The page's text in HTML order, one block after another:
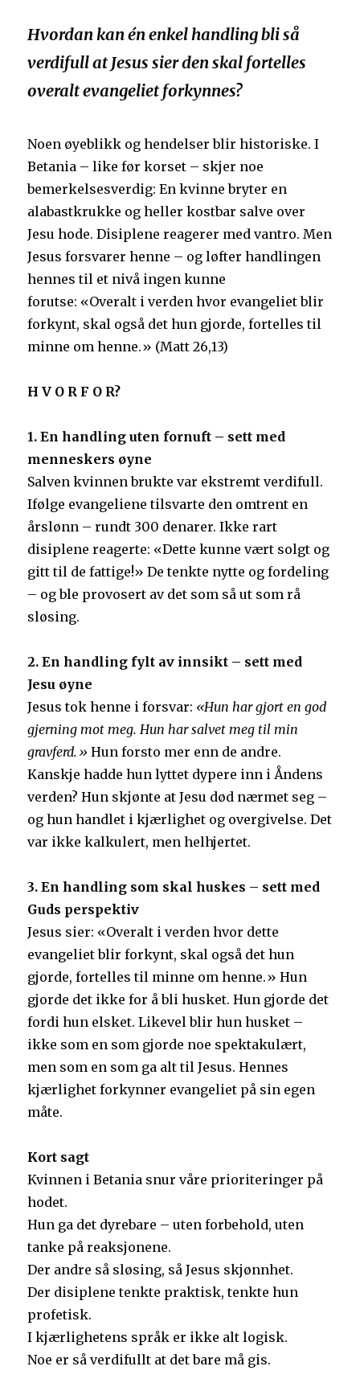
Hvordan kan én enkel handling bli så
verdifull at Jesus sier den skal fortelles
overalt evangeliet forkynnes?
Noen øyeblikk og hendelser blir historiske. I
Betania – like før korset – skjer noe
bemerkelsesverdig: En kvinne bryter en
alabastkrukke og heller kostbar salve over
Jesu hode. Disiplene reagerer med vantro. Men
Jesus forsvarer henne – og løfter handlingen
hennes til et nivå ingen kunne
forutse: «Overalt i verden hvor evangeliet blir
forkynt, skal også det hun gjorde, fortelles til
minne om henne.» (Matt 26,13)
H V O R F O R?
1. En handling uten fornuft – sett med
menneskers øyne
Salven kvinnen brukte var ekstremt verdifull.
Ifølge evangeliene tilsvarte den omtrent en
årslønn – rundt 300 denarer. Ikke rart
disiplene reagerte: «Dette kunne vært solgt og
gitt til de fattige!» De tenkte nytte og fordeling
– og ble provosert av det som så ut som rå
sløsing.
2. En handling fylt av innsikt – sett med
Jesu øyne
Jesus tok henne i forsvar: «Hun har gjort en god
gjerning mot meg. Hun har salvet meg til min
gravferd.» Hun forsto mer enn de andre.
Kanskje hadde hun lyttet dypere inn i Åndens
verden? Hun skjønte at Jesu død nærmet seg –
og hun handlet i kjærlighet og overgivelse. Det
var ikke kalkulert, men helhjertet.
3. En handling som skal huskes – sett med
Guds perspektiv
Jesus sier: «Overalt i verden hvor dette
evangeliet blir forkynt, skal også det hun
gjorde, fortelles til minne om henne.» Hun
gjorde det ikke for å bli husket. Hun gjorde det
fordi hun elsket. Likevel blir hun husket –
ikke som en som gjorde noe spektakulært,
men som en som ga alt til Jesus. Hennes
kjærlighet forkynner evangeliet på sin egen
måte.
Kort sagt
Kvinnen i Betania snur våre prioriteringer på
hodet.
Hun ga det dyrebare – uten forbehold, uten
tanke på reaksjonene.
Der andre så sløsing, så Jesus skjønnhet.
Der disiplene tenkte praktisk, tenkte hun
profetisk.
I kjærlighetens språk er ikke alt logisk.
Noe er så verdifullt at det bare må gis.